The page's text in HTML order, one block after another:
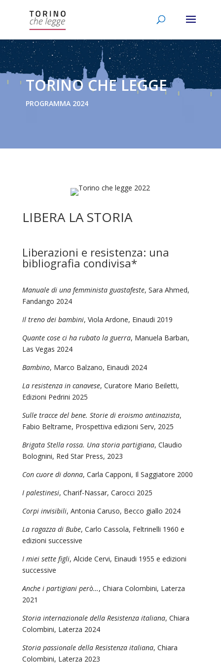
TORINO CHE LEGGE
PROGRAMMA 2024
LIBERA LA STORIA
Liberazioni e resistenza: una
bibliografia condivisa*
Manuale di una femminista guastafeste, Sara Ahmed,
Fandango 2024
Il treno dei bambini, Viola Ardone, Einaudi 2019
Quante cose ci ha rubato la guerra, Manuela Barban,
Las Vegas 2024
Bambino, Marco Balzano, Einaudi 2024
La resistenza in canavese, Curatore Mario Beiletti,
Edizioni Pedrini 2025
Sulle tracce del bene. Storie di eroismo antinazista,
Fabio Beltrame, Prospettiva edizioni Serv, 2025
Brigata Stella rossa. Una storia partigiana, Claudio
Bolognini, Red Star Press, 2023
Con cuore di donna, Carla Capponi, Il Saggiatore 2000
I palestinesi, Charif-Nassar, Carocci 2025
Corpi invisibili, Antonia Caruso, Becco giallo 2024
La ragazza di Bube, Carlo Cassola, Feltrinelli 1960 e
edizioni successive
I miei sette figli, Alcide Cervi, Einaudi 1955 e edizioni
successive
Anche i partigiani però…, Chiara Colombini, Laterza
2021
Storia internazionale della Resistenza italiana, Chiara
Colombini, Laterza 2024
Storia passionale della Resistenza italiana, Chiara
Colombini, Laterza 2023